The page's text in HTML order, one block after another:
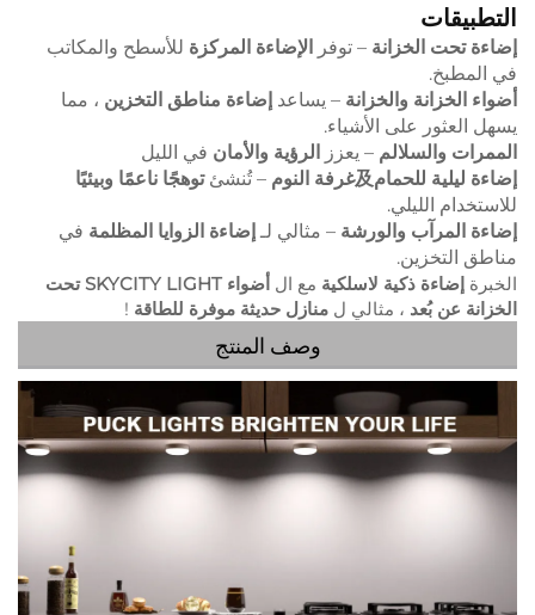
التطبيقات
إضاءة تحت الخزانة – توفر الإضاءة المركزة للأسطح والمكاتب
في المطبخ.
أضواء الخزانة والخزانة – يساعد إضاءة مناطق التخزين ، مما
يسهل العثور على الأشياء.
الممرات والسلالم – يعزز الرؤية والأمان في الليل
إضاءة ليلية للحمام及غرفة النوم
– تُنشئتوهجًا ناعمًا وبيئيًا
للاستخدام الليلي.
إضاءة المرآب والورشة – مثالي لـ إضاءة الزوايا المظلمة في
مناطق التخزين.
الخبرة إضاءة ذكية لاسلكية مع ال
أضواء SKYCITY LIGHT تحت
الخزانة عن بُعد ، مثالي ل منازل حديثة موفرة للطاقة !
وصف المنتج